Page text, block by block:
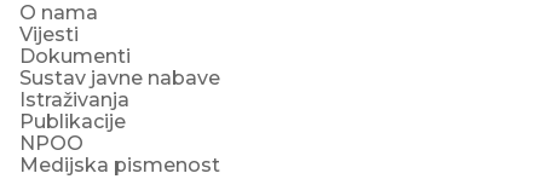
O nama
Vijesti
Dokumenti
Sustav javne nabave
Istraživanja
Publikacije
NPOO
Medijska pismenost